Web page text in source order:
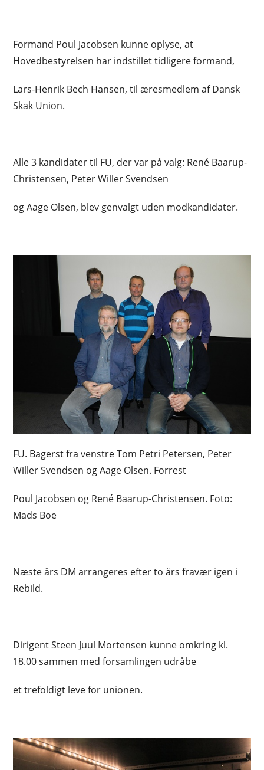
Formand Poul Jacobsen kunne oplyse, at
Hovedbestyrelsen har indstillet tidligere formand,
Lars-Henrik Bech Hansen, til æresmedlem af Dansk
Skak Union.
Alle 3 kandidater til FU, der var på valg: René Baarup-
Christensen, Peter Willer Svendsen
og Aage Olsen, blev genvalgt uden modkandidater.
FU. Bagerst fra venstre Tom Petri Petersen, Peter
Willer Svendsen og Aage Olsen. Forrest
Poul Jacobsen og René Baarup-Christensen. Foto:
Mads Boe
Næste års DM arrangeres efter to års fravær igen i
Rebild.
Dirigent Steen Juul Mortensen kunne omkring kl.
18.00 sammen med forsamlingen udråbe
et trefoldigt leve for unionen.